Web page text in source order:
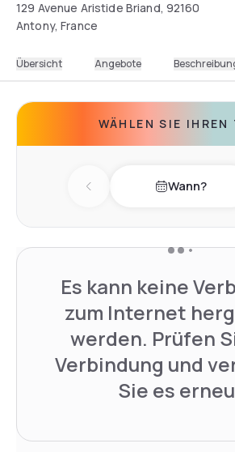
129 Avenue Aristide Briand, 92160
Antony, France
Übersicht Angebote
WÄHLEN SIE IHREN
Previous day Wann?
Es kann keine
zum Internet
werden. Prüfen
Verbindung und
Sie es